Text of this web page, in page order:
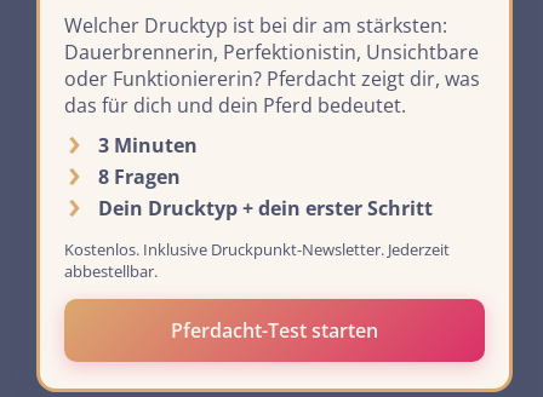
Welcher Drucktyp ist bei dir am stärksten:
Dauerbrennerin, Perfektionistin, Unsichtbare
oder Funktioniererin? Pferdacht zeigt dir, was
das für dich und dein Pferd bedeutet.
3 Minuten
8 Fragen
Dein Drucktyp + dein erster Schritt
Kostenlos. Inklusive Druckpunkt-Newsletter. Jederzeit
abbestellbar.
Pferdacht-Test starten